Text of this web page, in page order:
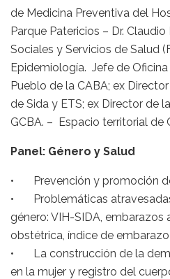
de Medicina Preventiva del
Parque Patericios – Dr.
Sociales y Servicios de Salud
Epidemiología. Jefe de
Pueblo de la CABA; ex
de Sida y ETS; ex Director de
GCBA. – Espacio territorial de
Panel: Género y Salud
• Prevención y promoción
• Problemáticas
género: VIH-SIDA, embarazos
obstétrica, índice de embarazo
• La construcción de la
en la mujer y registro del